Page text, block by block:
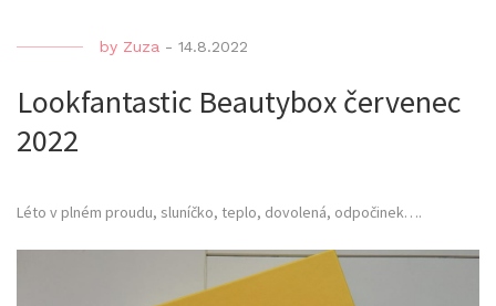
by Zuza - 14.8.2022
Lookfantastic Beautybox červenec
2022
Léto v plném proudu, sluníčko, teplo, dovolená, odpočinek….